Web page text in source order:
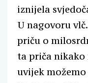
iznijela
U nagovoru
priču o
ta priča nikako
uvijek